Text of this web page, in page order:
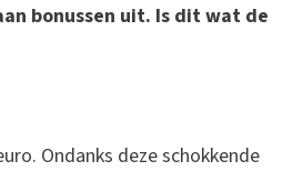
bonussen uit. Is dit wat de
Ondanks deze schokkende